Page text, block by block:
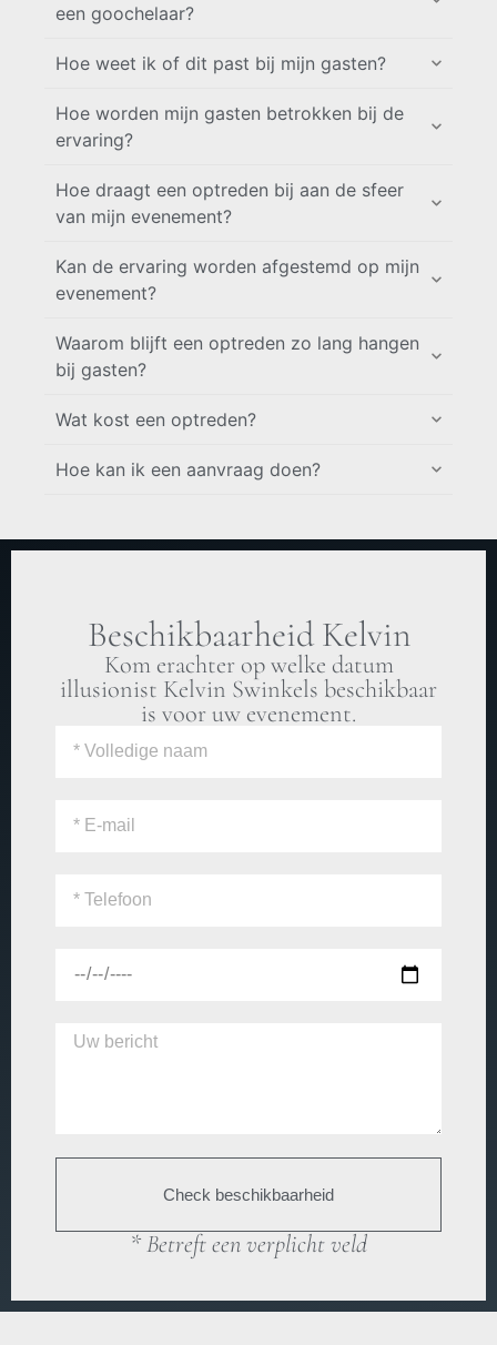
een goochelaar?
Hoe weet ik of dit past bij mijn gasten?
Hoe worden mijn gasten betrokken bij de
ervaring?
Hoe draagt een optreden bij aan de sfeer
van mijn evenement?
Kan de ervaring worden afgestemd op mijn
evenement?
Waarom blijft een optreden zo lang hangen
bij gasten?
Wat kost een optreden?
Hoe kan ik een aanvraag doen?
Beschikbaarheid Kelvin
Kom erachter op welke datum
illusionist Kelvin Swinkels beschikbaar
is voor uw evenement.
Check beschikbaarheid
* Betreft een verplicht veld